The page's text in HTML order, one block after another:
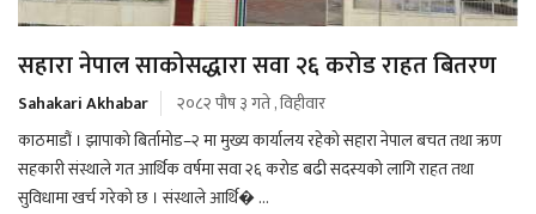
सहारा नेपाल साकोसद्धारा सवा २६ करोड राहत बितरण
Sahakari Akhabar
२०८२ पौष ३ गते , विहीवार
काठमाडौं । झापाको बिर्तामोड–२ मा मुख्य कार्यालय रहेको सहारा नेपाल बचत तथा ऋण
सहकारी संस्थाले गत आर्थिक वर्षमा सवा २६ करोड बढी सदस्यको लागि राहत तथा
सुविधामा खर्च गरेको छ । संस्थाले आर्थि� ...